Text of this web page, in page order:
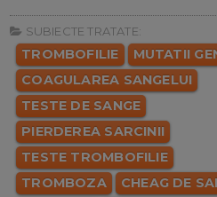
SUBIECTE TRATATE:
TROMBOFILIE
MUTATII
COAGULAREA SANGELUI
TESTE DE SANGE
PIERDEREA SARCINII
TESTE TROMBOFILIE
TROMBOZA
CHEAG DE